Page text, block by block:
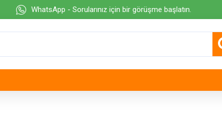
WhatsApp - Sorularınız için bir görüşme başlatın.